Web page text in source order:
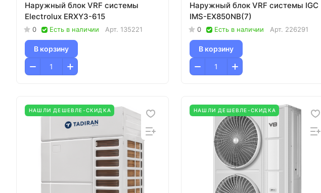
Наружный блок VRF системы
Electrolux ERXY3-615
0 Есть в наличии Арт. 135221
В корзину
Наружный блок VRF системы IGC
IMS-EX850NB(7)
0 Есть в наличии Арт. 226291
В корзину
НАШЛИ ДЕШЕВЛЕ-СКИДКА НАШЛИ ДЕШЕВЛЕ-СКИДКА